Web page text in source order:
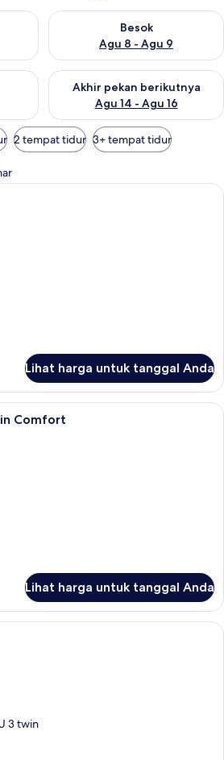
malam ini Agu 7 - Agu 8
Besok
Agu 8 - Agu 9
Periksa ketersediaan untuk
akhir pekan ini Agu 7 - Agu 9
Akhir pekan berikutnya
Agu 14 - Agu 16
Periksa ketersediaan untuk
2 tempat tidur 3+ tempat tidur
Kamar Double Klasik | Brankas,
Lihat harga untuk tanggal Anda
Brankas, kedap suara, setrika/meja
Comfort
Lihat harga untuk tanggal Anda
Brankas, kedap suara, setrika/meja
3 twin